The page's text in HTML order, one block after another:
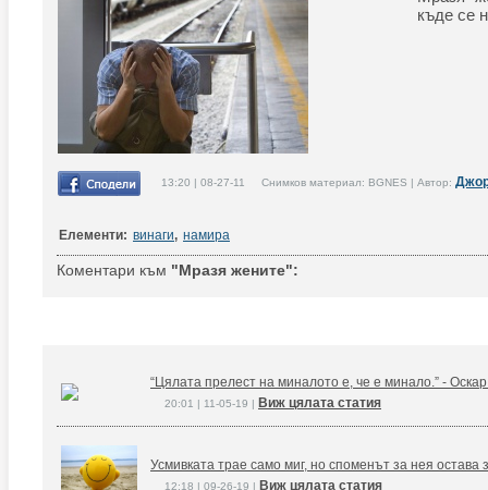
къде се
13:20 | 08-27-11 Снимков материал: BGNES | Автор:
Елементи: винаги, намира
Коментари към "Мразя жените":
“Цялата прелест на миналото е, че е минало.” -
20:01 | 11-05-19 | Виж цялата статия
Усмивката трае само миг, но споменът за нея остава
12:18 | 09-26-19 | Виж цялата статия